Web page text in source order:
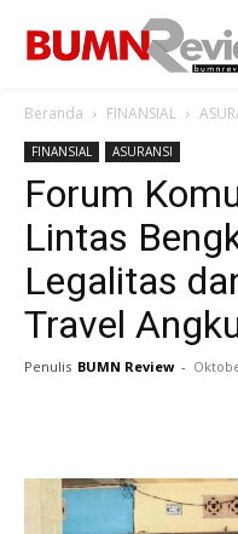
Beranda FINANSIAL
FINANSIAL ASURANSI
Forum
Lintas
Legalitas
Travel
Penulis BUMN Review -